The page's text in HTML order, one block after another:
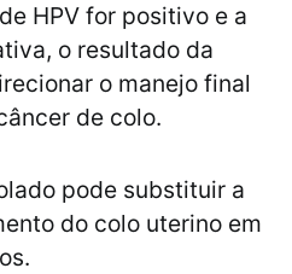
HPV for positivo e a
o resultado da
o manejo final
de colo.
pode substituir a
do colo uterino em